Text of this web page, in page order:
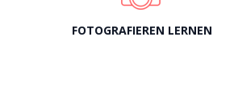
FOTOGRAFIEREN LERNEN